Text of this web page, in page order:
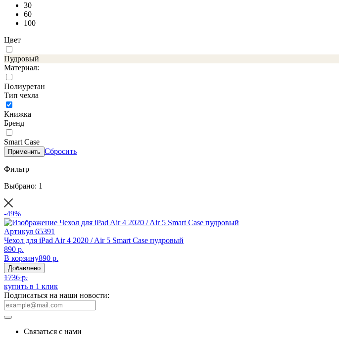
30
60
100
Цвет
Пудровый
Материал:
Полиуретан
Тип чехла
Книжка
Бренд
Smart Case
Применить Сбросить
Фильтр
Выбрано: 1
-49%
Артикул 65391
Чехол для iPad Air 4 2020 / Air 5 Smart Case пудровый
890 р.
В корзину890 р.
Добавлено
1736 р.
купить в 1 клик
Подписаться на наши новости:
Связаться с нами